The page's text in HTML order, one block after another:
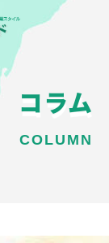
コラム
COLUMN